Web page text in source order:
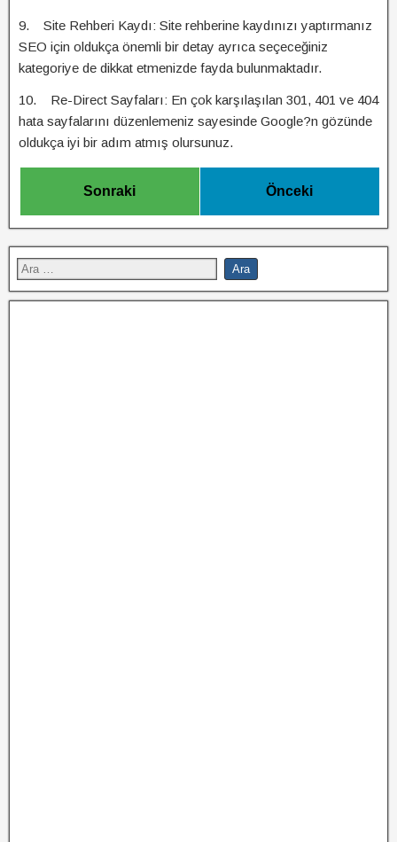
9. Site Rehberi Kaydı: Site rehberine kaydınızı yaptırmanız
SEO için oldukça önemli bir detay ayrıca seçeceğiniz
kategoriye de dikkat etmenizde fayda bulunmaktadır.
10. Re-Direct Sayfaları: En çok karşılaşılan 301, 401 ve 404
hata sayfalarını düzenlemeniz sayesinde Google?n gözünde
oldukça iyi bir adım atmış olursunuz.
Sonraki Önceki